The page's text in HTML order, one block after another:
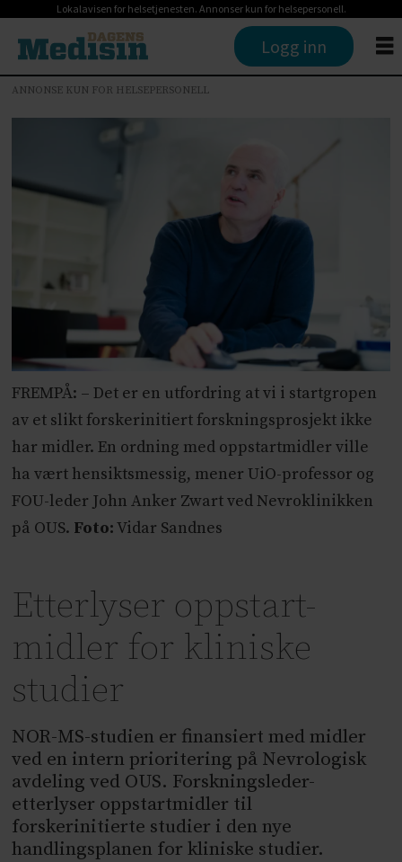
Lokalavisen for helsetjenesten. Annonser kun for helsepersonell.
Logg inn
ANNONSE KUN FOR HELSEPERSONELL
FREMPÅ: – Det er en utfordring at vi i startgropen
av et slikt forskerinitiert forskningsprosjekt ikke
har midler. En ordning med oppstartmidler ville
ha vært hensiktsmessig, mener UiO-professor og
FOU-leder John Anker Zwart ved Nevroklinikken
på OUS. Foto:Vidar Sandnes
Etterlyser oppstart-
midler for kliniske
studier
NOR-MS-studien er finansiert med midler
ved en intern prioritering på Nevrologisk
avdeling ved OUS. Forskningsleder-
etterlyser oppstartmidler til
forskerinitierte studier i den nye
handlingsplanen for kliniske studier.